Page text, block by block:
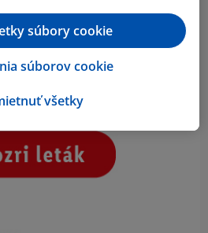
všetky
súborov cookie
súbory cookie